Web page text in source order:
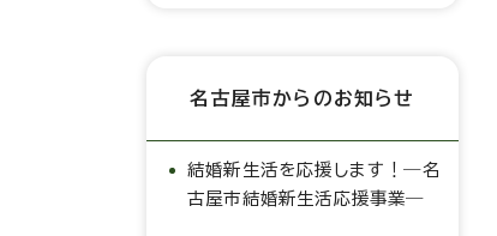
名古屋市からのお知らせ
結婚新生活を応援します！―名
古屋市結婚新生活応援事業―